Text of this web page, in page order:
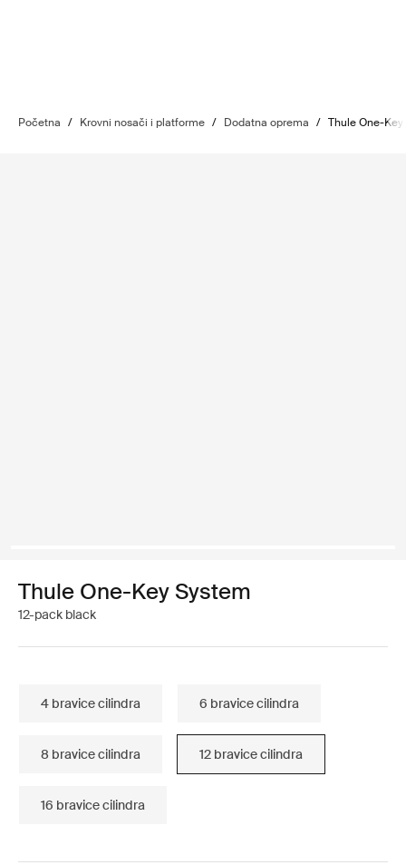
Početna / Krovni nosači i platforme / Dodatna oprema / Thule One-
Thule One-Key System
12-pack black
4 bravice cilindra 6 bravice cilindra
8 bravice cilindra 12 bravice cilindra
16 bravice cilindra